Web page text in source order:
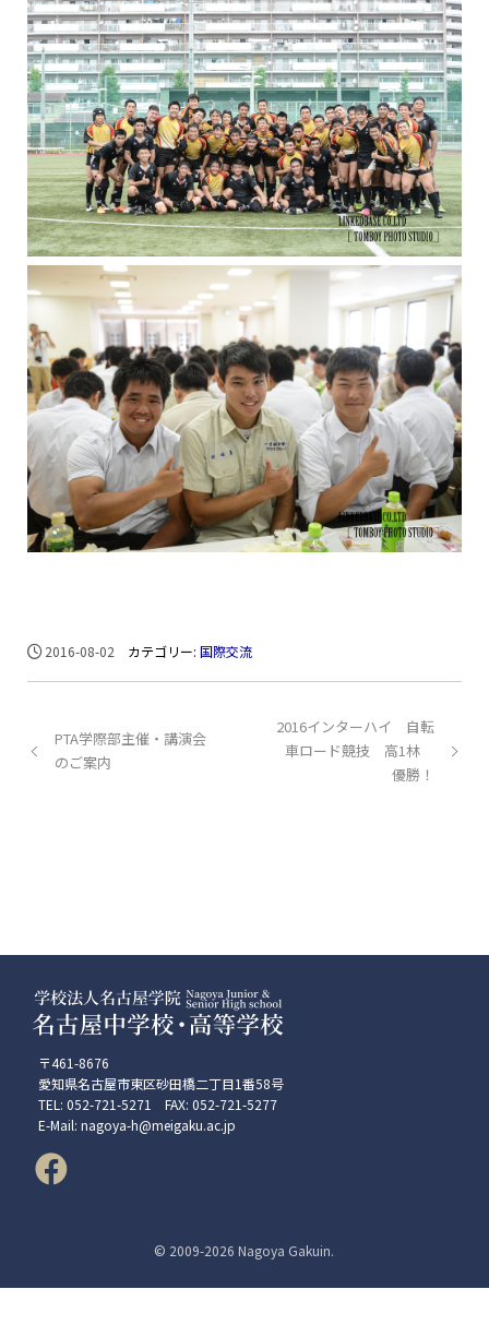
2016-08-02 カテゴリー:国際交流
PTA学際部主催・講演会
のご案内
2016インターハイ 自転
車ロード競技 高1林
優勝！
〒461-8676
愛知県名古屋市東区砂田橋二丁目1番58号
TEL: 052-721-5271 FAX: 052-721-5277
E-Mail: nagoya-h@meigaku.ac.jp
© 2009-2026 Nagoya Gakuin.